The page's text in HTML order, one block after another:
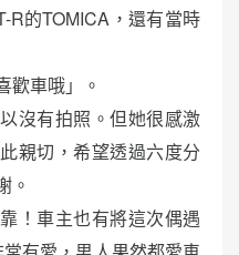
R的TOMICA，還有當時
歡車哦」。
沒有拍照。但她很感激
親切，希望透過六度分
。
！車主也有將這次偶遇